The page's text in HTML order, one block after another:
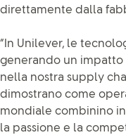
direttamente dalla
“In Unilever, le
generando un impatto
nella nostra supply
dimostrano come
mondiale combinino
la passione e la